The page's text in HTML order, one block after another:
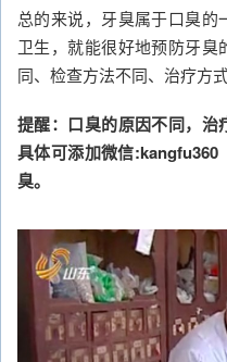
总的来说，牙臭属于口臭
卫生，就能很好地预防牙
同、检查方法不同、治疗方式
提醒：口臭的原因不同，治
具体可添加微信:kangfu360
臭。